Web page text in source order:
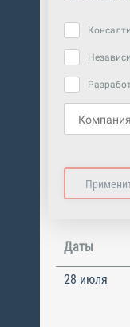
Даты
28 июля